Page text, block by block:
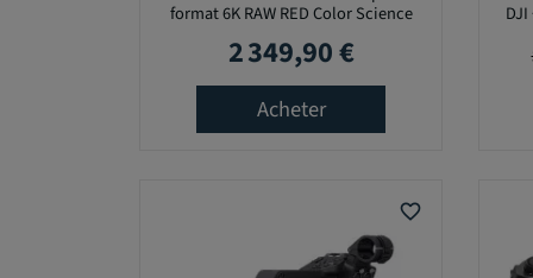
format 6K RAW RED Color Science
Prix
2 349,90 €
Acheter
favorite_border